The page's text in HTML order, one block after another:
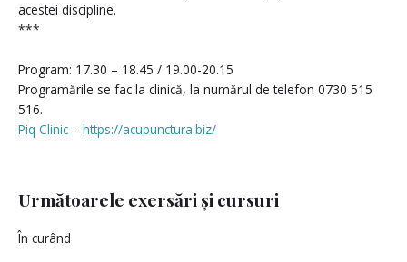
acestei discipline.
***
Program: 17.30 – 18.45 / 19.00-20.15
Programările se fac la clinică, la numărul de telefon 0730 515
516.
Piq Clinic – https://acupunctura.biz/
Următoarele exersări și cursuri
În curând